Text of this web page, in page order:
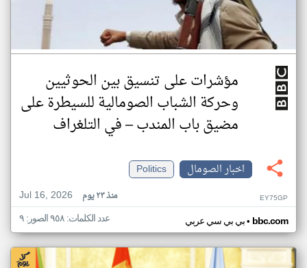
مؤشرات على تنسيق بين الحوثيين
وحركة الشباب الصومالية للسيطرة على
مضيق باب المندب – في التلغراف
اخبار الصومال
Politics
Jul 16, 2026
منذ ٢٣ يوم EY75GP
بي بي سي عربي• bbc.com عدد الكلمات: ٩٥٨ الصور: ٩